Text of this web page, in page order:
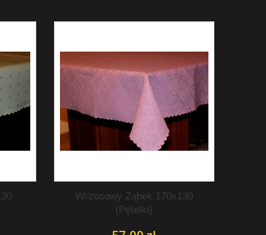
Wrzosowy Ząbek 170x130
(Pętelki)